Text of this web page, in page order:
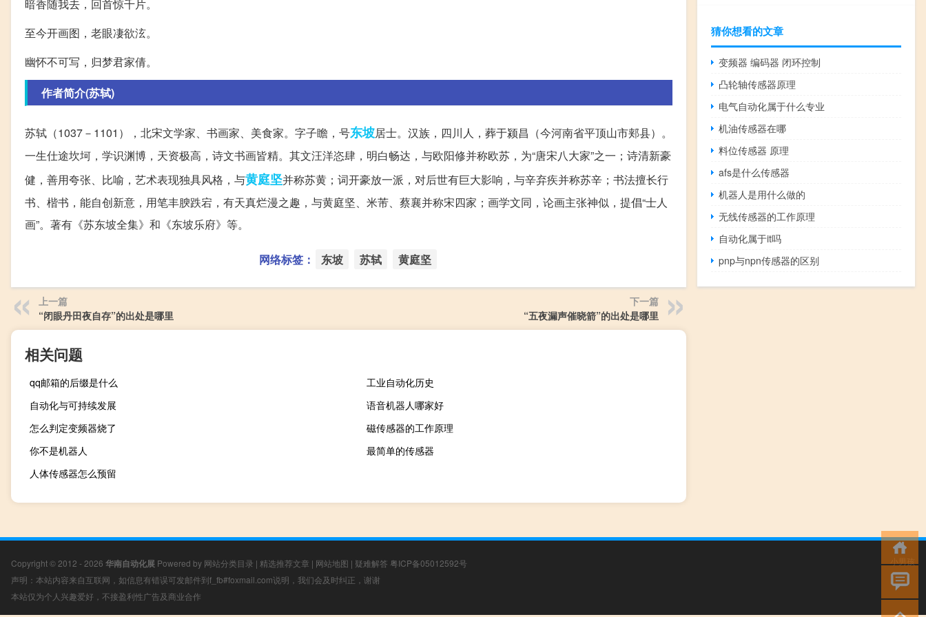
暗香随我去，回首惊千片。
至今开画图，老眼凄欲泫。
幽怀不可写，归梦君家倩。
作者简介(苏轼)
苏轼（1037－1101），北宋文学家、书画家、美食家。字子瞻，号东坡居士。汉族，四川人，葬于颍昌（今河南省平顶山市郏县）。
一生仕途坎坷，学识渊博，天资极高，诗文书画皆精。其文汪洋恣肆，明白畅达，与欧阳修并称欧苏，为“唐宋八大家”之一；诗清新豪
健，善用夸张、比喻，艺术表现独具风格，与黄庭坚并称苏黄；词开豪放一派，对后世有巨大影响，与辛弃疾并称苏辛；书法擅长行
书、楷书，能自创新意，用笔丰腴跌宕，有天真烂漫之趣，与黄庭坚、米芾、蔡襄并称宋四家；画学文同，论画主张神似，提倡“士人
画”。著有《苏东坡全集》和《东坡乐府》等。
网络标签： 东坡 苏轼 黄庭坚
上一篇
“闭眼丹田夜自存”的出处是哪里
下一篇
“五夜漏声催晓箭”的出处是哪里
相关问题
qq邮箱的后缀是什么
工业自动化历史
自动化与可持续发展
语音机器人哪家好
怎么判定变频器烧了
磁传感器的工作原理
你不是机器人
最简单的传感器
人体传感器怎么预留
猜你想看的文章
变频器 编码器 闭环控制
凸轮轴传感器原理
电气自动化属于什么专业
机油传感器在哪
料位传感器 原理
afs是什么传感器
机器人是用什么做的
无线传感器的工作原理
自动化属于it吗
pnp与npn传感器的区别
Copyright © 2012 - 2026 华南自动化展 Powered by 网站分类目录 | 精选推荐文章 | 网站地图 | 疑难解答 粤ICP备05012592号
声明：本站内容来自互联网，如信息有错误可发邮件到f_fb#foxmail.com说明，我们会及时纠正，谢谢
本站仅为个人兴趣爱好，不接盈利性广告及商业合作
小男孩